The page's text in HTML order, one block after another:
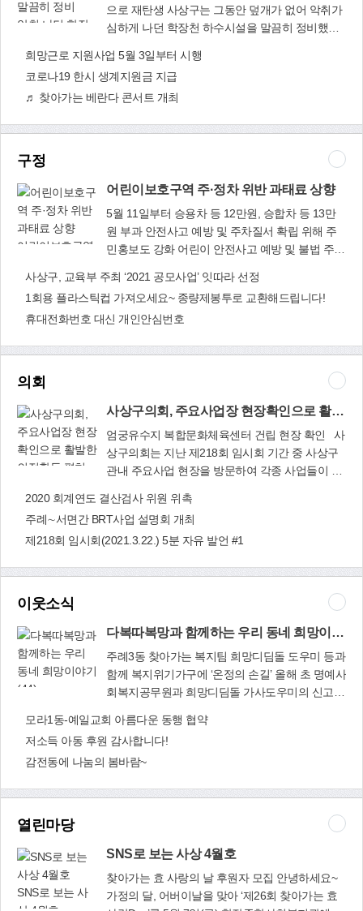
악취 나던 학장
끔히 정비
으로 재탄생 사상구는 그동안 덮개가 없어 악취가
심하게 나던 학장천 하수시설을 말끔히 정비했다.
(학장동 성심병원 일원)은 인근 주택가와 상가에
서 걸러지지 않은 오수가 학장천으로 그대로 유입
되어, 여름철은 물론 겨울철에도 심한 악취를 풍겨
에 적극 요구해 예산 전액을 시비로 지원받았으며,
올해 1월부터 3월 말까지 사업비 2억3천600만원
동안 보행로 약 440m도 함께 정비해 학장천 이용
객들을 위한 ‘친환경 생태 흙길’로 조성했다. 악취
유발 하수시설 정비 및 친환경 생태 흙길 조성을
통해 이곳은 봄이면 벚꽃과 유채꽃이 활짝 핀 학장
마음을 치유할 수 있는 ‘힐링공간’으로 거듭남으로
써 주민들의 사랑을 받고 있다. 사상구 관계자는
“친환경 생태하천인 학장천이 자연과 함께 건강한
매김할 수 있기를 기대한다”고 밝혔다. 건설과
희망근로 지원사업 5월 3일부터 시행
코로나19 한시 생계지원금 지급
♬ 찾아가는 베란다 콘서트 개최
구정
어린이보호구역 주·정차 위반 과태료 상향
어린이보호구역
태료 상향
5월 11일부터 승용차 등 12만원, 승합차 등 13만
원 부과 안전사고 예방 및 주차질서 확립 위해 주
민홍보도 강화 어린이 안전사고 예방 및 불법 주·
구역 내 주·정차 위반 과태료가 인상된다. 사상구
는 개정된 「도로교통법 시행령」에 의거 어린이
보호구역 내 주·정차 위반 과태료가 상향됨에 따라
으로 어린이보호구역에서 불법 주정차를 할 경우
승용차(4톤 이하 화물차)는 기존 8만원에서 4만원
이 인상된 12만원의 과태료가, 승합차(4톤 초과 화
물차)는 기존 9만원에서 4만원이 인상된 13만원의
과태료가 각각 부과된다. 과태료 인상에 앞서 주민
홍보 및 계도기간을 거쳐 5월 11일부터 본격 시행
하며, 과태료 부과는 관내 63개소 어린이보호구역
구는 불법 주정차로 인한 안전사고를 예방하고, 어
린이 교통사고도 미연에 방지하기 위해 ▶소화전
주변 ▶교차로 모퉁이 ▶버스정류소 ▶횡단보도
반’에 대해서는 주민신고제를 시행하고 있다. 교통
사상구, 교육부 주최 ‘2021 공모사업’ 잇따라 선정
1회용 플라스틱컵 가져오세요~ 종량제봉투로 교환해드립니다!
휴대전화번호 대신 개인안심번호
의회
사상구의회, 주요사업장 현장확인으로 활발한 의정활동 펼쳐…
요사업장 현장확
인으로 활발한
의정활동 펼쳐…
엄궁유수지 복합문화체육센터 건립 현장 확인 사
상구의회는 지난 제218회 임시회 기간 중 사상구
관내 주요사업 현장을 방문하여 각종 사업들이 차
업장으로는 엄궁유수지 복합문화체육센터 건립
현장, 삼락동 공업지역 지역산업 혁신거점 조성 사
업장, 삼락천 도심보행길 조성 및 주례 열린도서관
현황 설명을 청취하고 주민 건의사항 반영과 문제
센터로 지정된 부산보훈병원을 찾아 시설 설치 및
준비상태를 점검하고 접종에 차질 없도록 당부하
였다. 조병길 의장은 앞으로도 사상구 관내 주요사
업장에 대해 공사가 완공될 때까지 정기적인 현장
확인을 통해 주민들이 만족할 수 있는 시설물 조성
조성 현장 확인
2020 회계연도 결산검사 위원 위촉
주례∼서면간 BRT사업 설명회 개최
제218회 임시회(2021.3.22.) 5분 자유 발언 #1
이웃소식
다복따복망과 함께하는 우리 동네 희망이야기 (44)
께하는 우리 동
네 희망이야기
(44)
주례3동 찾아가는 복지팀 희망디딤돌 도우미 등과
함께 복지위기가구에 ‘온정의 손길’ 올해 초 명예사
회복지공무원과 희망디딤돌 가사도우미의 신고로
길고양이들의 배설물로 즐비했고, 금방이라도 집
이 쓰러질 것 같은 무허가 건물이었습니다. 화장실
도 재래식 화장실을 쓰고 있었고, 창문이 없어 여
씨는 장애인으로 일용직으로 써주지도 않아 수급
가는 복지팀은 A씨를 통합사례관리 대상자로 선정
하였습니다. A씨가 주거지 이전을 원치 않은 상태
여서 집안 내부 환경부터 먼저 개선하기로 했습니
다. 가사도우미 분들과 동행하여 쓰레기로 뒤덮여
있는 방과 부엌부터 정리하기로 했습니다. 주 1회
모라1동-예일교회 아름다운 동행 협약
저소득 아동 후원 감사합니다!
감전동에 나눔의 봄바람~
열린마당
SNS로 보는 사상 4월호
SNS로 보는 사
찾아가는 효 사랑의 날 후원자 모집 안녕하세요~
가정의 달, 어버이날을 맞아 ‘제26회 찾아가는 효